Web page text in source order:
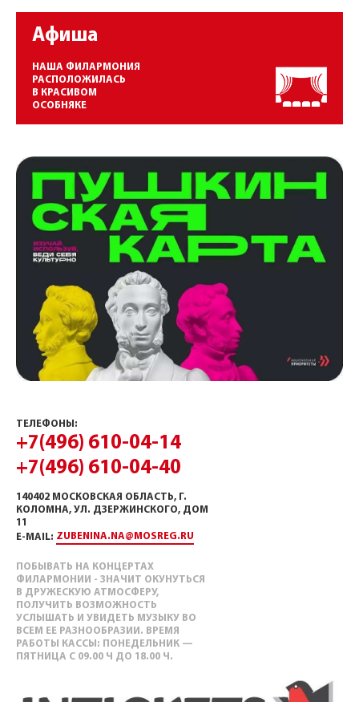
Афиша
НАША ФИЛАРМОНИЯ
РАСПОЛОЖИЛАСЬ
В КРАСИВОМ
ОСОБНЯКЕ
ТЕЛЕФОНЫ:
+7(496) 610-04-14
+7(496) 610-04-40
140402 МОСКОВСКАЯ ОБЛАСТЬ, Г.
КОЛОМНА, УЛ. ДЗЕРЖИНСКОГО, ДОМ
11
E-MAIL: ZUBENINA.NA@MOSREG.RU
ПОБЫВАТЬ НА КОНЦЕРТАХ
ФИЛАРМОНИИ - ЗНАЧИТ ОКУНУТЬСЯ
В ДРУЖЕСКУЮ АТМОСФЕРУ,
ПОЛУЧИТЬ ВОЗМОЖНОСТЬ
УСЛЫШАТЬ И УВИДЕТЬ МУЗЫКУ ВО
ВСЕМ ЕЕ РАЗНООБРАЗИИ. ВРЕМЯ
РАБОТЫ КАССЫ: ПОНЕДЕЛЬНИК —
ПЯТНИЦА С 09.00 Ч ДО 18.00 Ч.